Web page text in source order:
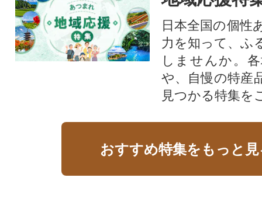
日本全国の個性
力を知って、ふ
しませんか。
や、自慢の特産
見つかる特集を
おすすめ特集をもっと